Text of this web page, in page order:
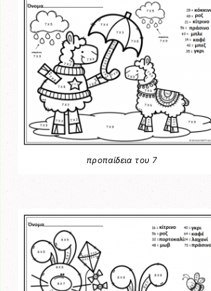
προπαίδεια του 7